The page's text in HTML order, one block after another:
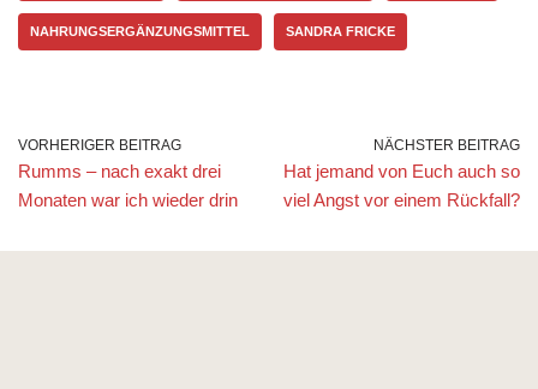
NAHRUNGSERGÄNZUNGSMITTEL SANDRA FRICKE
VORHERIGER BEITRAG
Rumms – nach exakt drei
Monaten war ich wieder drin
NÄCHSTER BEITRAG
Hat jemand von Euch auch so
viel Angst vor einem Rückfall?